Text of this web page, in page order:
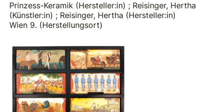
Prinzess-Keramik (Hersteller:in) ; Reisinger, Hertha
(Künstler:in) ; Reisinger, Hertha (Hersteller:in)
Wien 9. (Herstellungsort)